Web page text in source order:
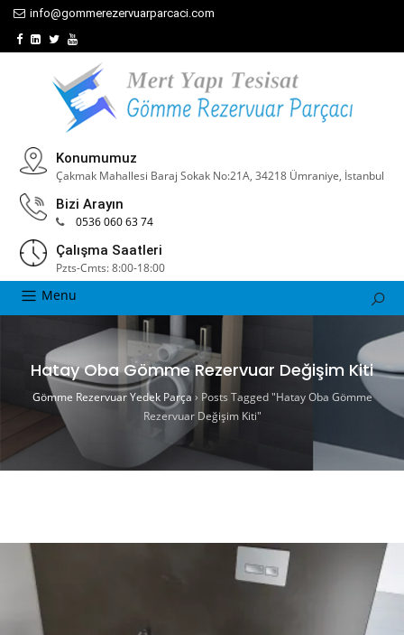
info@gommerezervuarparcaci.com
Konumumuz
Çakmak Mahallesi Baraj Sokak No:21A, 34218 Ümraniye, İstanbul
Bizi Arayın
0536 060 63 74
Çalışma Saatleri
Pzts-Cmts: 8:00-18:00
Menu
Hatay Oba Gömme Rezervuar Değişim Kiti
Gömme Rezervuar Yedek Parça› Posts Tagged "Hatay Oba Gömme
Rezervuar Değişim Kiti"